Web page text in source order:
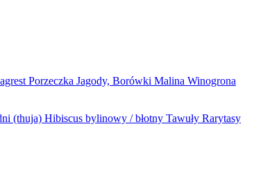
Porzeczka Jagody, Borówki Malina Winogrona
(thuja) Hibiscus bylinowy / błotny Tawuły Rarytasy